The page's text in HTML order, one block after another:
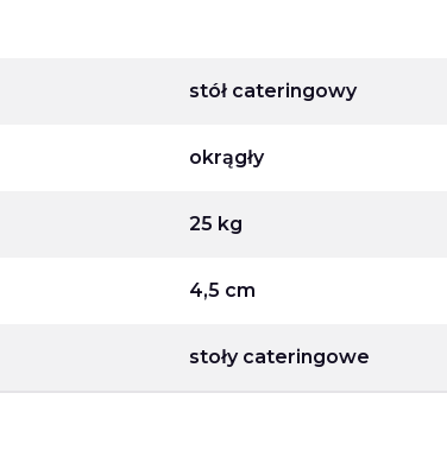
stół cateringowy
okrągły
25 kg
4,5 cm
stoły cateringowe